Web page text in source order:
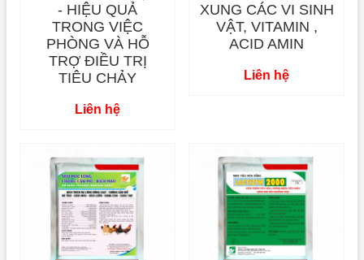
- HIỆU QUẢ
TRONG VIỆC
PHÒNG VÀ HỖ
TRỢ ĐIỀU TRỊ
TIÊU CHẢY
Liên hệ
XUNG CÁC VI SINH
VẬT, VITAMIN ,
ACID AMIN
Liên hệ